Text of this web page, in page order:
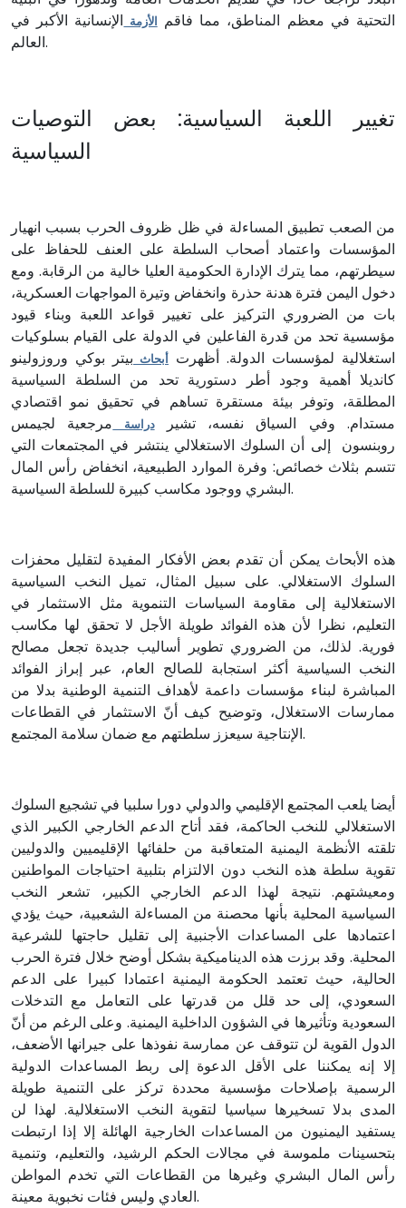
التحتية في معظم المناطق، مما فاقم الأزمة الإنسانية الأكبر في
العالم.
تغيير اللعبة السياسية: بعض التوصيات
السياسية
من الصعب تطبيق المساءلة في ظل ظروف الحرب بسبب انهيار
المؤسسات واعتماد أصحاب السلطة على العنف للحفاظ على
سيطرتهم، مما يترك الإدارة الحكومية العليا خالية من الرقابة. ومع
دخول اليمن فترة هدنة حذرة وانخفاض وتيرة المواجهات العسكرية،
بات من الضروري التركيز على تغيير قواعد اللعبة وبناء قيود
مؤسسية تحد من قدرة الفاعلين في الدولة على القيام بسلوكيات
استغلالية لمؤسسات الدولة. أظهرت أبحاث بيتر بوكي وروزولينو
كانديلا أهمية وجود أطر دستورية تحد من السلطة السياسية
المطلقة، وتوفر بيئة مستقرة تساهم في تحقيق نمو اقتصادي
مستدام. وفي السياق نفسه، تشيردراسة مرجعية لجيمس
روبنسون إلى أن السلوك الاستغلالي ينتشر في المجتمعات التي
تتسم بثلاث خصائص: وفرة الموارد الطبيعية، انخفاض رأس المال
البشري ووجود مكاسب كبيرة للسلطة السياسية.
هذه الأبحاث يمكن أن تقدم بعض الأفكار المفيدة لتقليل محفزات
السلوك الاستغلالي. على سبيل المثال، تميل النخب السياسية
الاستغلالية إلى مقاومة السياسات التنموية مثل الاستثمار في
التعليم، نظرا لأن هذه الفوائد طويلة الأجل لا تحقق لها مكاسب
فورية. لذلك، من الضروري تطوير أساليب جديدة تجعل مصالح
النخب السياسية أكثر استجابة للصالح العام، عبر إبراز الفوائد
المباشرة لبناء مؤسسات داعمة لأهداف التنمية الوطنية بدلا من
ممارسات الاستغلال، وتوضيح كيف أنّ الاستثمار في القطاعات
الإنتاجية سيعزز سلطتهم مع ضمان سلامة المجتمع.
أيضا يلعب المجتمع الإقليمي والدولي دورا سلبيا في تشجيع السلوك
الاستغلالي للنخب الحاكمة، فقد أتاح الدعم الخارجي الكبير الذي
تلقته الأنظمة اليمنية المتعاقبة من حلفائها الإقليميين والدوليين
تقوية سلطة هذه النخب دون الالتزام بتلبية احتياجات المواطنين
ومعيشتهم. نتيجة لهذا الدعم الخارجي الكبير، تشعر النخب
السياسية المحلية بأنها محصنة من المساءلة الشعبية، حيث يؤدي
اعتمادها على المساعدات الأجنبية إلى تقليل حاجتها للشرعية
المحلية. وقد برزت هذه الديناميكية بشكل أوضح خلال فترة الحرب
الحالية، حيث تعتمد الحكومة اليمنية اعتمادا كبيرا على الدعم
السعودي، إلى حد قلل من قدرتها على التعامل مع التدخلات
السعودية وتأثيرها في الشؤون الداخلية اليمنية. وعلى الرغم من أنّ
الدول القوية لن تتوقف عن ممارسة نفوذها على جيرانها الأضعف،
إلا إنه يمكننا على الأقل الدعوة إلى ربط المساعدات الدولية
الرسمية بإصلاحات مؤسسية محددة تركز على التنمية طويلة
المدى بدلا تسخيرها سياسيا لتقوية النخب الاستغلالية. لهذا لن
يستفيد اليمنيون من المساعدات الخارجية الهائلة إلا إذا ارتبطت
بتحسينات ملموسة في مجالات الحكم الرشيد، والتعليم، وتنمية
رأس المال البشري وغيرها من القطاعات التي تخدم المواطن
العادي وليس فئات نخبوية معينة.